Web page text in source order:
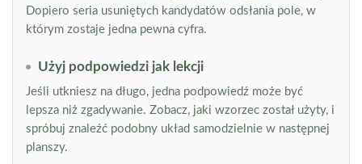
Dopiero seria usuniętych kandydatów odsłania pole, w
którym zostaje jedna pewna cyfra.
Użyj podpowiedzi jak lekcji
Jeśli utkniesz na długo, jedna podpowiedź może być
lepsza niż zgadywanie. Zobacz, jaki wzorzec został użyty, i
spróbuj znaleźć podobny układ samodzielnie w następnej
planszy.